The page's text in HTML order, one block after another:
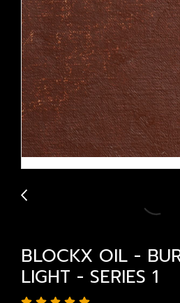
BLOCKX OIL -
LIGHT - SERIES 1